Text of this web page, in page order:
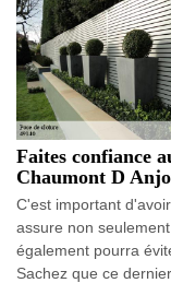
Faites confiance
Chaumont D
C'est important
assure non
également pourra
Sachez que ce